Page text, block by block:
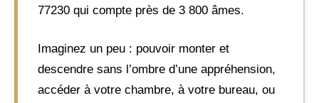
77230 qui compte près de 3 800 âmes.
Imaginez un peu : pouvoir monter et
descendre sans l’ombre d’une appréhension,
accéder à votre chambre, à votre bureau, ou